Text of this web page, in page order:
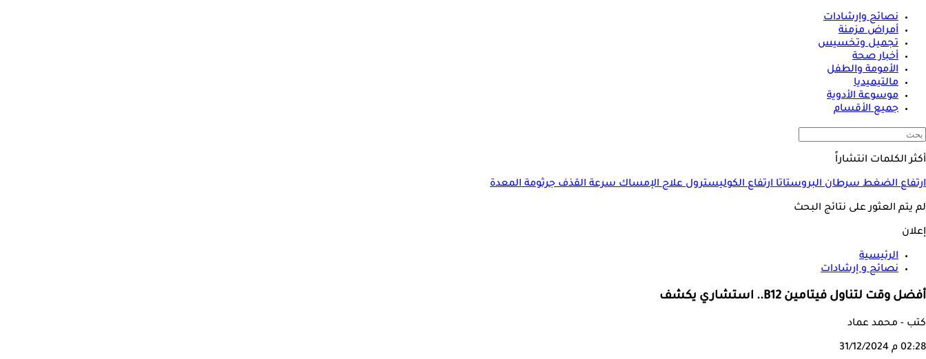
نصائح وإرشادات
أمراض مزمنة
تجميل وتخسيس
أخبار صحة
الأمومة والطفل
مالتيميديا
موسوعة الأدوية
جميع الأقسام
أكثر الكلمات انتشاراً
ارتفاع الضغطسرطان البروستاتاارتفاع الكوليسترولعلاج الإمساكسرعة القذفجرثومة المعدة
لم يتم العثور على نتائج البحث
إعلان
الرئيسية
نصائح و إرشادات
أفضل وقت لتناول فيتامين B12.. استشاري يكشف
كتب - محمد عماد
02:28 م 31/12/2024